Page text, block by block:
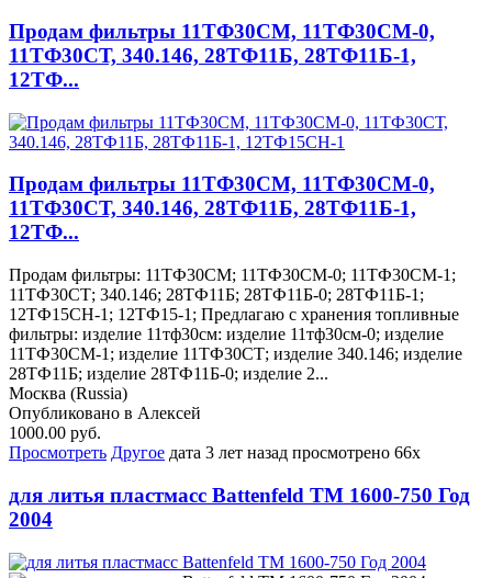
Продам фильтры 11ТФ30СМ, 11ТФ30СМ-0,
11ТФ30СТ, 340.146, 28ТФ11Б, 28ТФ11Б-1,
12ТФ...
Продам фильтры 11ТФ30СМ, 11ТФ30СМ-0,
11ТФ30СТ, 340.146, 28ТФ11Б, 28ТФ11Б-1,
12ТФ...
Продам фильтры: 11ТФ30СМ; 11ТФ30СМ-0; 11ТФ30СМ-1;
11ТФ30СТ; 340.146; 28ТФ11Б; 28ТФ11Б-0; 28ТФ11Б-1;
12ТФ15СН-1; 12ТФ15-1; Предлагаю с хранения топливные
фильтры: изделие 11тф30см: изделие 11тф30см-0; изделие
11ТФ30СМ-1; изделие 11ТФ30СТ; изделие 340.146; изделие
28ТФ11Б; изделие 28ТФ11Б-0; изделие 2...
Москва (Russia)
Опубликовано в Алексей
1000.00 руб.
Просмотреть Другое дата 3 лет назад просмотрено 66x
для литья пластмасс Battenfeld TM 1600-750 Год
2004